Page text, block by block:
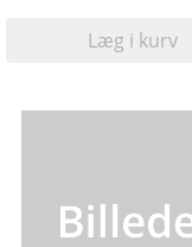
Læg i kurv